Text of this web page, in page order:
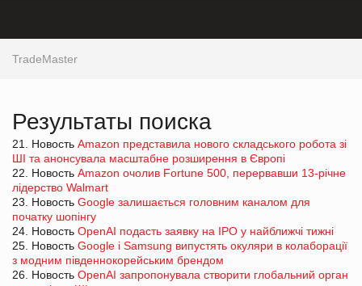
TradeMaster
Результаты поиска
21. Новость Amazon представила нового складського робота зі
ШІ та анонсувала масштабне розширення в Європі
22. Новость Amazon очолив Fortune 500, перервавши 13-річне
лідерство Walmart
23. Новость Google залишається головним каналом для
початку шопінгу
24. Новость OpenAI подасть заявку на IPO у найближчі тижні
25. Новость Google і Samsung випустять окуляри в колаборації
з модним південнокорейським брендом
26. Новость OpenAI запропонувала створити глобальний орган